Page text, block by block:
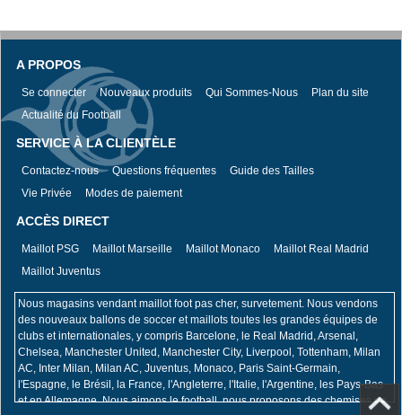
A PROPOS
Se connecter Nouveaux produits Qui Sommes-Nous
Plan du site
Actualité du Football
SERVICE À LA CLIENTÈLE
Contactez-nous Questions fréquentes
Guide des Tailles
Vie Privée
Modes de paiement
ACCÈS DIRECT
Maillot PSG Maillot Marseille Maillot Monaco
Maillot Real Madrid
Maillot Juventus
Nous magasins vendant maillot foot pas cher, survetement. Nous vendons
des nouveaux ballons de soccer et maillots toutes les grandes équipes de
clubs et internationales, y compris Barcelone, le Real Madrid, Arsenal,
Chelsea, Manchester United, Manchester City, Liverpool, Tottenham, Milan
AC, Inter Milan, Milan AC, Juventus, Monaco, Paris Saint-Germain,
l'Espagne, le Brésil, la France, l'Angleterre, l'Italie, l'Argentine, les Pays-Bas
et en Allemagne. Nous aimons le football, nous proposons des chemises de